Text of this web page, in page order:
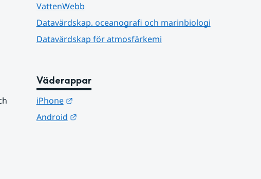
VattenWebb
Datavärdskap, oceanografi och marinbiologi
Datavärdskap för atmosfärkemi
Väderappar
iPhone
Länk till annan webbplats.
Android
Länk till annan webbplats.